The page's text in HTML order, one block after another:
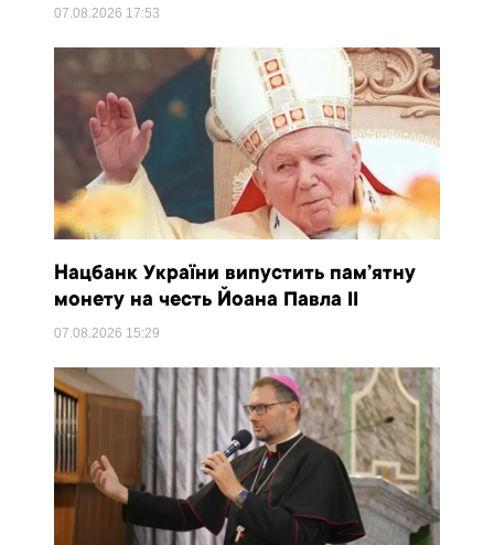
07.08.2026 17:53
Нацбанк України випустить пам’ятну
монету на честь Йоана Павла II
07.08.2026 15:29